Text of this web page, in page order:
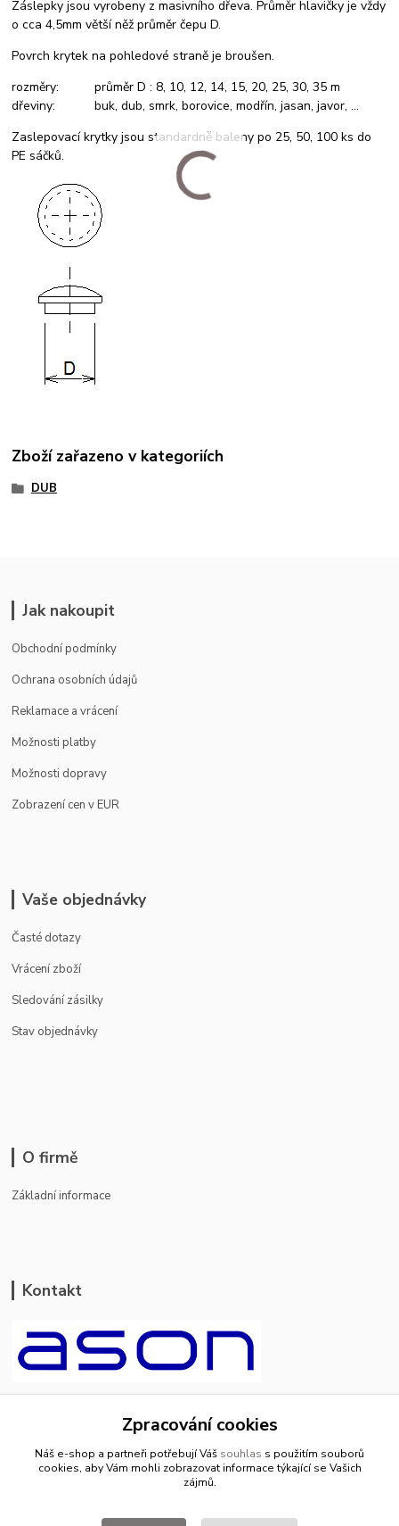
Záslepky jsou vyrobeny z masivního dřeva. Průměr hlavičky je vždy
o cca 4,5mm větší něž průměr čepu D.
Povrch krytek na pohledové straně je broušen.
rozměry: průměr D : 8, 10, 12, 14, 15, 20, 25, 30, 35 m
dřeviny: buk, dub, smrk, borovice, modřín, jasan, javor, ...
Zaslepovací krytky jsou standardně baleny po 25, 50, 100 ks do
PE sáčků.
Zboží zařazeno v kategoriích
DUB
Jak nakoupit
Obchodní podmínky
Ochrana osobních údajů
Reklamace a vrácení
Možnosti platby
Možnosti dopravy
Zobrazení cen v EUR
Vaše objednávky
Časté dotazy
Vrácení zboží
Sledování zásilky
Stav objednávky
O firmě
Základní informace
Kontakt
+420 799 500 769
pracovní dny 8-11hod.,13-15hod.
Zpracování cookies
Náš e-shop a partneři potřebují Váš souhlas s použitím souborů
cookies, aby Vám mohli zobrazovat informace týkající se Vašich
zájmů.